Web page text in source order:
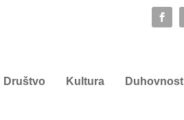
Društvo Kultura Duhovnost